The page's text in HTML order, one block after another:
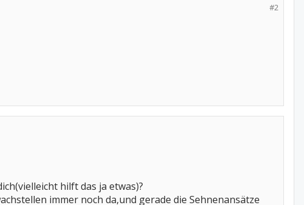
#2
hilft das ja etwas)?
immer noch da,und gerade die Sehnenansätze